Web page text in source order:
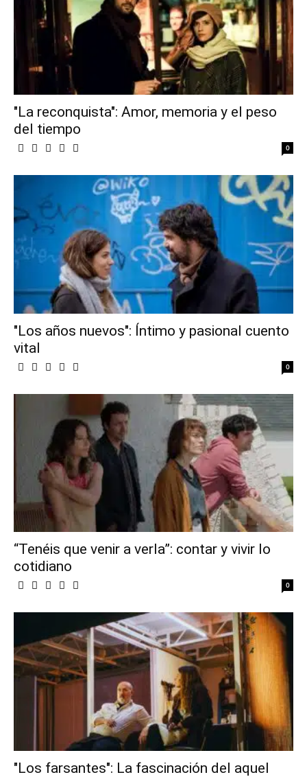
"La reconquista": Amor, memoria y el peso
del tiempo
0
"Los años nuevos": Íntimo y pasional cuento
vital
0
“Tenéis que venir a verla”: contar y vivir lo
cotidiano
0
"Los farsantes": La fascinación del aquel